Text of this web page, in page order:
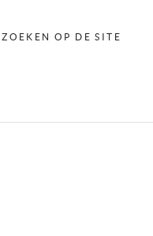
ZOEKEN OP DE SITE